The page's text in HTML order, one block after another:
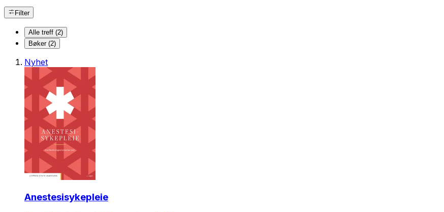
Filter
Alle treff (2)
Bøker (2)
Nyhet
Anestesisykepleie